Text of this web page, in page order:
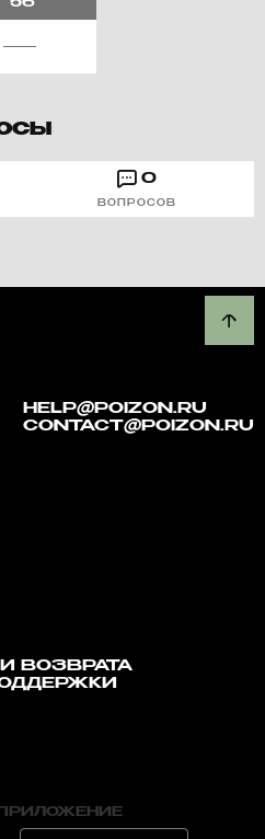
56
0
ВОПРОСОВ
HELP@POIZON.RU
CONTACT@POIZON.RU
ВОЗВРАТА